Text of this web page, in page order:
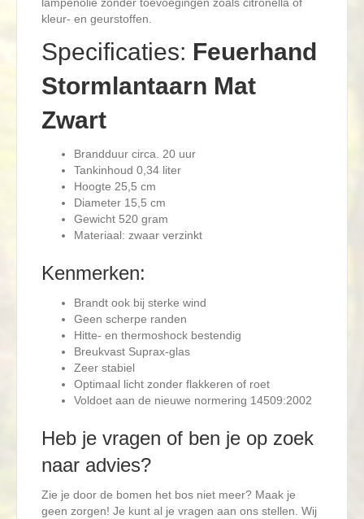
lampenolie zonder toevoegingen zoals citronella of
kleur- en geurstoffen.
Specificaties: Feuerhand
Stormlantaarn Mat
Zwart
Brandduur circa. 20 uur
Tankinhoud 0,34 liter
Hoogte 25,5 cm
Diameter 15,5 cm
Gewicht 520 gram
Materiaal: zwaar verzinkt
Kenmerken:
Brandt ook bij sterke wind
Geen scherpe randen
Hitte- en thermoshock bestendig
Breukvast Suprax-glas
Zeer stabiel
Optimaal licht zonder flakkeren of roet
Voldoet aan de nieuwe normering 14509:2002
Heb je vragen of ben je op zoek
naar advies?
Zie je door de bomen het bos niet meer? Maak je
geen zorgen! Je kunt al je vragen aan ons stellen. Wij